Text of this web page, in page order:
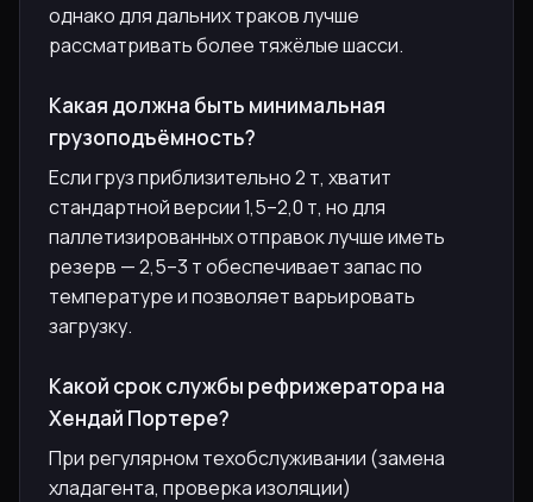
однако для дальних траков лучше
рассматривать более тяжёлые шасси.
Какая должна быть минимальная
грузоподъёмность?
Если груз приблизительно 2 т, хватит
стандартной версии 1,5–2,0 т, но для
паллетизированных отправок лучше иметь
резерв — 2,5–3 т обеспечивает запас по
температуре и позволяет варьировать
загрузку.
Какой срок службы рефрижератора на
Хендай Портере?
При регулярном техобслуживании (замена
хладагента, проверка изоляции)